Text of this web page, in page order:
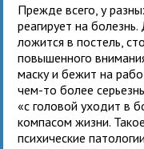
Прежде всего, у
реагирует на
ложится в постель,
повышенного
маску и бежит на
чем-то более
«с головой уходит в
компасом жизни.
психические